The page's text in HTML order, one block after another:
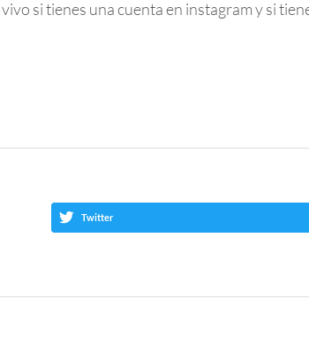
si tienes una cuenta en instagram y si
Twitter